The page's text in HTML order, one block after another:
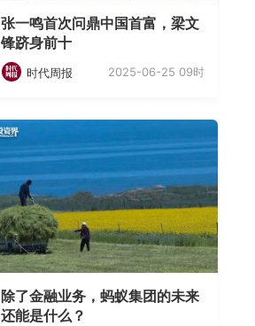
张一鸣首次问鼎中国首富，梁文
锋跻身前十
时代周报 2025-06-25 09时
除了金融业务，蚂蚁集团的未来
还能是什么？